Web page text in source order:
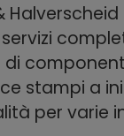
stampi a
per varie